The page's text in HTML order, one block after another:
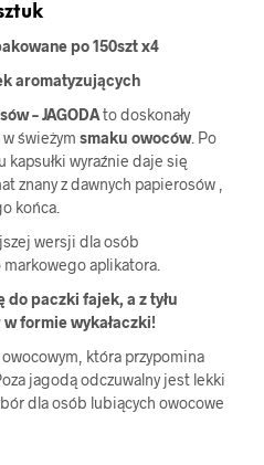
po 150szt x4
aromatyzujących
– JAGODAto doskonały
świeżym smaku owoców. Po
wyraźnie daje się
znany z dawnych papierosów ,
końca.
wersji dla osób
aplikatora.
do paczki fajek, a z tyłu
formie wykałaczki!
która przypomina
jagodą odczuwalny jest lekki
dla osób lubiących owocowe